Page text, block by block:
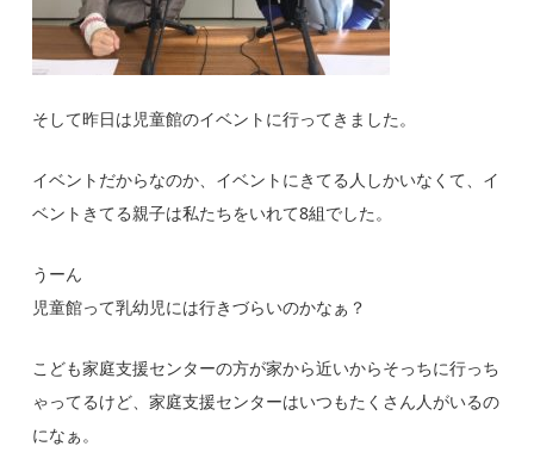
そして昨日は児童館のイベントに行ってきました。
イベントだからなのか、イベントにきてる人しかいなくて、イ
ベントきてる親子は私たちをいれて8組でした。
うーん
児童館って乳幼児には行きづらいのかなぁ？
こども家庭支援センターの方が家から近いからそっちに行っち
ゃってるけど、家庭支援センターはいつもたくさん人がいるの
になぁ。